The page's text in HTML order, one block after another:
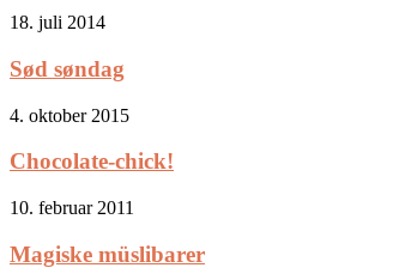
18. juli 2014
Sød søndag
4. oktober 2015
Chocolate-chick!
10. februar 2011
Magiske müslibarer